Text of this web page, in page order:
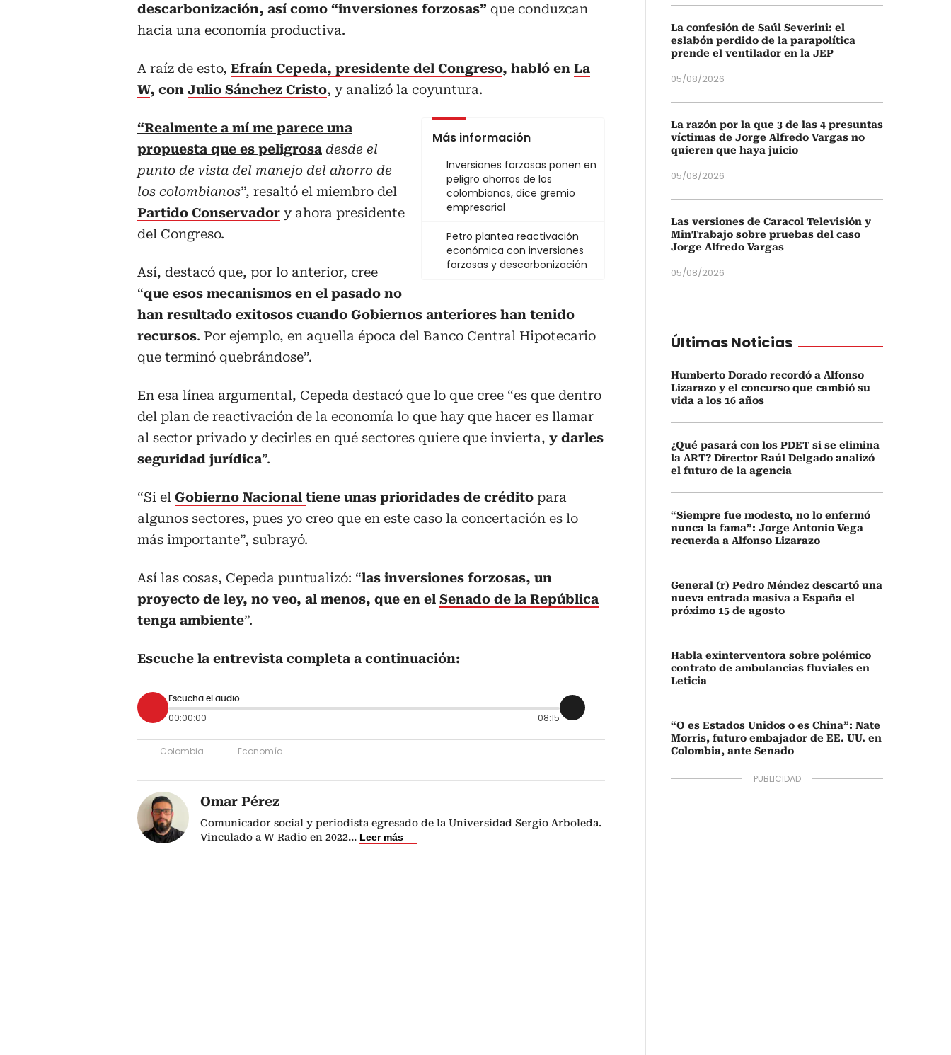
descarbonización, así como “inversiones forzosas” que conduzcan
hacia una economía productiva.
A raíz de esto, Efraín Cepeda, presidente del Congreso, habló en La
W, con Julio Sánchez Cristo, y analizó la coyuntura.
Más información
Inversiones forzosas ponen en
peligro ahorros de los
colombianos, dice gremio
empresarial
Petro plantea reactivación
económica con inversiones
forzosas y descarbonización
“Realmente a mí me parece una
propuesta que es peligrosa desde el
punto de vista del manejo del ahorro de
los colombianos”, resaltó el miembro del
Partido Conservador y ahora presidente
del Congreso.
Así, destacó que, por lo anterior, cree
“que esos mecanismos en el pasado no
han resultado exitosos cuando Gobiernos anteriores han tenido
recursos. Por ejemplo, en aquella época del Banco Central Hipotecario
que terminó quebrándose”.
En esa línea argumental, Cepeda destacó que lo que cree “es que dentro
del plan de reactivación de la economía lo que hay que hacer es llamar
al sector privado y decirles en qué sectores quiere que invierta, y darles
seguridad jurídica”.
“Si el Gobierno Nacional tiene unas prioridades de crédito para
algunos sectores, pues yo creo que en este caso la concertación es lo
más importante”, subrayó.
Así las cosas, Cepeda puntualizó: “las inversiones forzosas, un
proyecto de ley, no veo, al menos, que en el Senado de la República
tenga ambiente”.
Escuche la entrevista completa a continuación:
Escucha el audio
00:00:00 08:15
Colombia Economía
Omar Pérez
Comunicador social y periodista egresado de la Universidad Sergio Arboleda.
Vinculado a W Radio en 2022... Leer más
La confesión de Saúl Severini: el
eslabón perdido de la parapolítica
prende el ventilador en la JEP
05/08/2026
La razón por la que 3 de las 4 presuntas
víctimas de Jorge Alfredo Vargas no
quieren que haya juicio
05/08/2026
Las versiones de Caracol Televisión y
MinTrabajo sobre pruebas del caso
Jorge Alfredo Vargas
05/08/2026
Últimas Noticias
Humberto Dorado recordó a Alfonso
Lizarazo y el concurso que cambió su
vida a los 16 años
¿Qué pasará con los PDET si se elimina
la ART? Director Raúl Delgado analizó
el futuro de la agencia
“Siempre fue modesto, no lo enfermó
nunca la fama”: Jorge Antonio Vega
recuerda a Alfonso Lizarazo
General (r) Pedro Méndez descartó una
nueva entrada masiva a España el
próximo 15 de agosto
Habla exinterventora sobre polémico
contrato de ambulancias fluviales en
Leticia
“O es Estados Unidos o es China”: Nate
Morris, futuro embajador de EE. UU. en
Colombia, ante Senado